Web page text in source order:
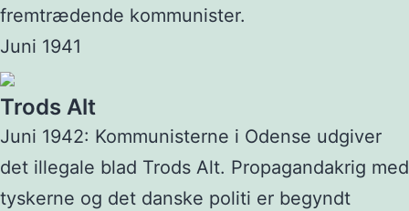
fremtrædende kommunister.
Juni 1941
Trods Alt
Juni 1942: Kommunisterne i Odense udgiver
det illegale blad Trods Alt. Propagandakrig med
tyskerne og det danske politi er begyndt